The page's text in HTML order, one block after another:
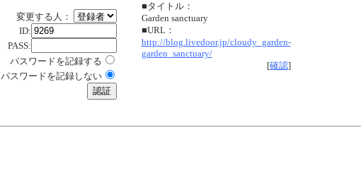
変更する人：
ID:
PASS:
パスワードを記録する
パスワードを記録しない
■タイトル：
Garden sanctuary
■URL：
http://blog.livedoor.jp/cloudy_garden-
garden_sanctuary/
[確認]